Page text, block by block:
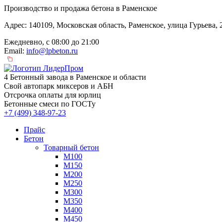
Производство и продажа бетона в Раменское
Адрес: 140109, Московская область, Раменское, улица Гурьева,
Ежедневно, с 08:00 до 21:00
Email: info@lpbeton.ru
4 Бетонный завода в Раменское и области
Свой автопарк миксеров и АБН
Отсрочка оплаты для юрлиц
Бетонные смеси по ГОСТу
+7 (499) 348-97-23
Прайс
Бетон
Товарный бетон
М100
М150
М200
М250
М300
М350
М400
М450